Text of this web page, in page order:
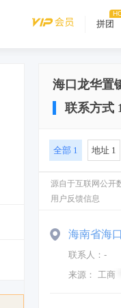
拼团
海口龙华置
联系方式
全部 1 地址 1
源自于互联网公开
用户反馈信息
海南省海
联系人： -
来源： 工商